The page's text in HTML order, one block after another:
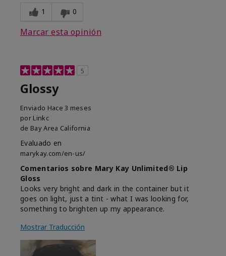
1 0
Marcar esta opinión
5
Glossy
Enviado Hace 3 meses
por Linkc
de Bay Area California
Evaluado en
marykay.com/en-us/
Comentarios sobre Mary Kay Unlimited® Lip
Gloss
Looks very bright and dark in the container but it
goes on light, just a tint - what I was looking for,
something to brighten up my appearance.
Mostrar Traducción